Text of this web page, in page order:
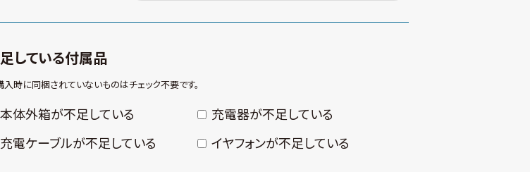
している付属品
時に同梱されていないものはチェック不要です。
本体外箱が不⾜している
充電器が不⾜している
充電ケーブルが不⾜している
イヤフォンが不⾜している